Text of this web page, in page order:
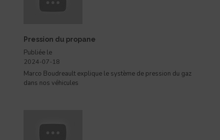
Pression du propane
Publiée le
2024-07-18
Marco Boudreault explique le système de pression du gaz
dans nos véhicules